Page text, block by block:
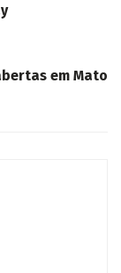
em Mato